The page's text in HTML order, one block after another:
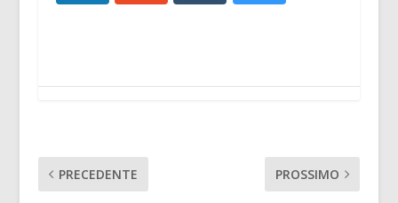
PRECEDENTE PROSSIMO